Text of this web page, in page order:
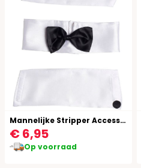
Mannelijke Stripper Accessoires Set
€ 6,95
Op voorraad